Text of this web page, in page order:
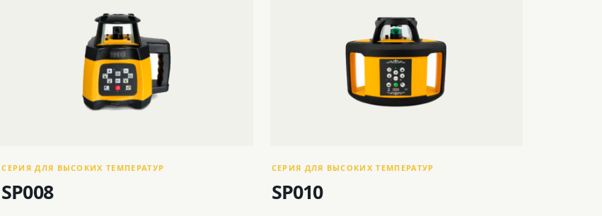
СЕРИЯ ДЛЯ ВЫСОКИХ ТЕМПЕРАТУР
SP008
СЕРИЯ ДЛЯ ВЫСОКИХ ТЕМПЕРАТУР
SP010